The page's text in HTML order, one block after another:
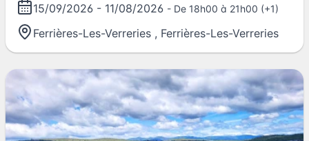
15/09/2026 - 11/08/2026 - De 18h00 à 21h00 (+1)
Ferrières-Les-Verreries , Ferrières-Les-Verreries